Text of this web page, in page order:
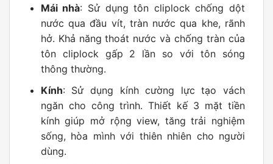
Mái nhà: Sử dụng tôn cliplock chống dột
nước qua đầu vít, tràn nước qua khe, rãnh
hở. Khả năng thoát nước và chống tràn của
tôn cliplock gấp 2 lần so với tôn sóng
thông thường.
Kính: Sử dụng kính cường lực tạo vách
ngăn cho công trình. Thiết kế 3 mặt tiền
kính giúp mở rộng view, tăng trải nghiệm
sống, hòa mình với thiên nhiên cho người
dùng.